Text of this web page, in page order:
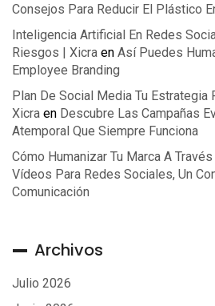
Consejos Para Reducir El Plástico
Inteligencia Artificial En Redes
Riesgos | Xicra en Así Puedes
Employee Branding
Plan De Social Media Tu Estrategia
Xicra en Descubre Las Campañas
Atemporal Que Siempre Funciona
Cómo Humanizar Tu Marca A
Vídeos Para Redes Sociales, Un
Comunicación
Archivos
Julio 2026